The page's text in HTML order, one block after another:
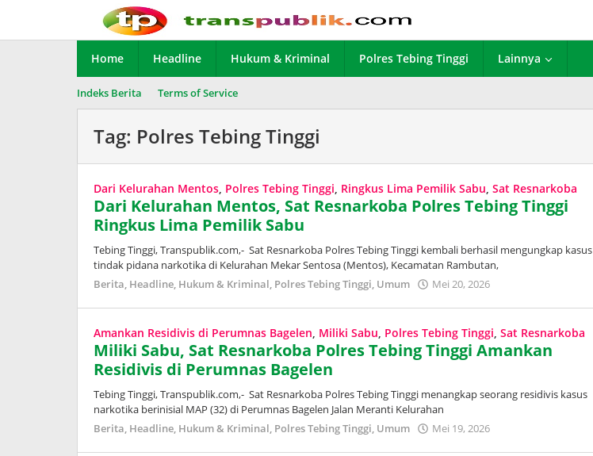
konten
Home Headline Hukum & Kriminal Polres Tebing Tinggi Lainnya
Indeks Berita Terms of Service
Tag: Polres Tebing Tinggi
Dari Kelurahan Mentos, Polres Tebing Tinggi, Ringkus Lima Pemilik Sabu, Sat Resnarkoba
Dari Kelurahan Mentos, Sat Resnarkoba Polres Tebing Tinggi
Ringkus Lima Pemilik Sabu
Tebing Tinggi, Transpublik.com,- Sat Resnarkoba Polres Tebing Tinggi kembali berhasil mengungkap kasus
tindak pidana narkotika di Kelurahan Mekar Sentosa (Mentos), Kecamatan Rambutan,
Berita, Headline, Hukum & Kriminal, Polres Tebing Tinggi, Umum Mei 20, 2026
Publik
Amankan Residivis di Perumnas Bagelen, Miliki Sabu, Polres Tebing Tinggi, Sat Resnarkoba
​Miliki Sabu, Sat Resnarkoba Polres Tebing Tinggi Amankan
Residivis di Perumnas Bagelen
Tebing Tinggi, Transpublik.com,- Sat Resnarkoba Polres Tebing Tinggi menangkap seorang residivis kasus
narkotika berinisial MAP (32) di Perumnas Bagelen Jalan Meranti Kelurahan
Berita, Headline, Hukum & Kriminal, Polres Tebing Tinggi, Umum Mei 19, 2026